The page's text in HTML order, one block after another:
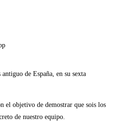
de España, en su sexta
el objetivo de demostrar que sois los
de nuestro equipo.